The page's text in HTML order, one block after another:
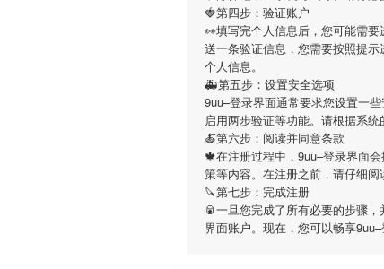
🍓第四步：验证账户
👀填写完个人信息后，您可能需要
送一条验证信息，您需要按照提
个人信息。
🚑第五步：设置安全选项
9uu–登录界面通常要求您设置一
启用两步验证等功能。请根据系
🍝第六步：阅读并同意条款
🍁在注册过程中， 9uu–登录界面
策等内容。在注册之前，请仔细阅
🔪第七步：完成注册
🥫一旦您完成了所有必要的步骤，
界面账户。现在，您可以畅享